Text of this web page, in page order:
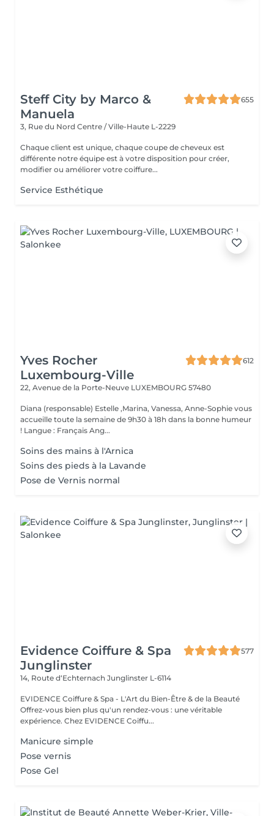
Steff City by Marco &
Manuela
655
3, Rue du Nord Centre / Ville-Haute L-2229
Chaque client est unique, chaque coupe de cheveux est
différente notre équipe est à votre disposition pour créer,
modifier ou améliorer votre coiffure...
Service Esthétique
Yves Rocher
Luxembourg-Ville
612
22, Avenue de la Porte-Neuve LUXEMBOURG 57480
Diana (responsable) Estelle ,Marina, Vanessa, Anne-Sophie vous
accueille toute la semaine de 9h30 à 18h dans la bonne humeur
! Langue : Français Ang...
Soins des mains à l'Arnica
Soins des pieds à la Lavande
Pose de Vernis normal
Evidence Coiffure & Spa
Junglinster
577
14, Route d‘Echternach Junglinster L-6114
EVIDENCE Coiffure & Spa - L'Art du Bien-Être & de la Beauté
Offrez-vous bien plus qu'un rendez-vous : une véritable
expérience. Chez EVIDENCE Coiffu...
Manicure simple
Pose vernis
Pose Gel